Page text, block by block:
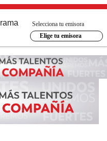
Selecciona tu emisora
Elige tu emisora